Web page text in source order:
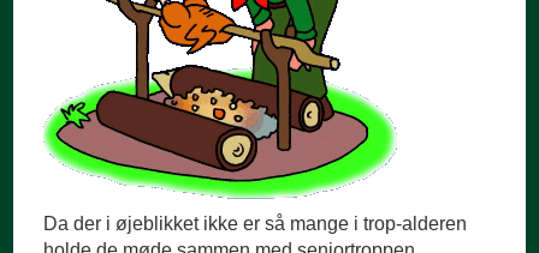
Da der i øjeblikket ikke er så mange i trop-alderen